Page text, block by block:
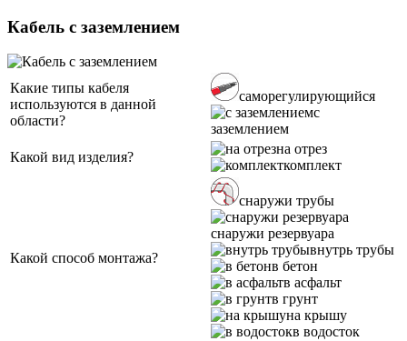
Кабель с заземлением
Какие типы кабеля
используются в данной
области?
саморегулирующийся
с
заземлением
Какой вид изделия?
на отрез
комплект
Какой способ монтажа?
снаружи трубы
снаружи резервуара
внутрь трубы
в бетон
в асфальт
в грунт
на крышу
в водосток